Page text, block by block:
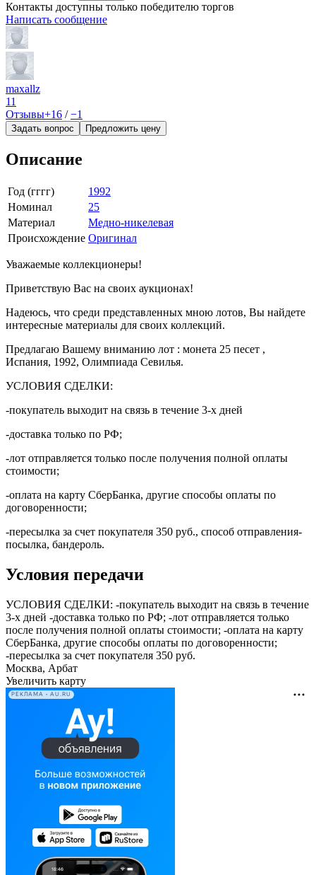
Контакты доступны только победителю торгов
Написать сообщение
maxallz
11
Отзывы+16 /−1
Задать вопрос Предложить цену
Описание
Год (гггг)
1992
Номинал
25
Материал
Медно-никелевая
Происхождение Оригинал
Уважаемые коллекционеры!
Приветствую Вас на своих аукционах!
Надеюсь, что среди представленных мною лотов, Вы найдете
интересные материалы для своих коллекций.
Предлагаю Вашему вниманию лот : монета 25 песет ,
Испания, 1992, Олимпиада Севилья.
УСЛОВИЯ СДЕЛКИ:
-покупатель выходит на связь в течение 3-х дней
-доставка только по РФ;
-лот отправляется только после получения полной оплаты
стоимости;
-оплата на карту СберБанка, другие способы оплаты по
договоренности;
-пересылка за счет покупателя 350 руб., способ отправления-
посылка, бандероль.
Условия передачи
УСЛОВИЯ СДЕЛКИ: -покупатель выходит на связь в течение
3-х дней -доставка только по РФ; -лот отправляется только
после получения полной оплаты стоимости; -оплата на карту
СберБанка, другие способы оплаты по договоренности;
-пересылка за счет покупателя 350 руб.
Москва, Арбат
Увеличить карту
РЕКЛАМА • AU.RU